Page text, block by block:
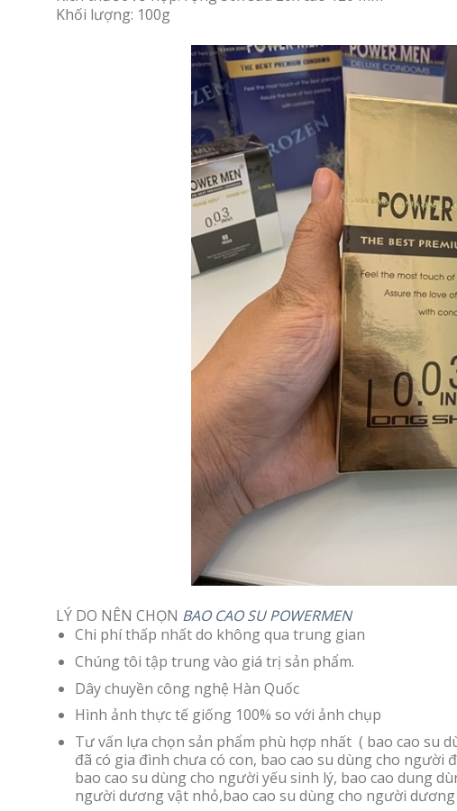
Khối lượng: 100g
LÝ DO NÊN CHỌN BAO CAO SU POWERMEN
Chi phí thấp nhất do không qua trung gian
Chúng tôi tập trung vào giá trị sản phẩm.
Dây chuyền công nghệ Hàn Quốc
Hình ảnh thực tế giống 100% so với ảnh chụp
Tư vấn lựa chọn sản phẩm phù hợp nhất ( bao cao su
đã có gia đình chưa có con, bao cao su dùng cho người
bao cao su dùng cho người yếu sinh lý, bao cao dung
người dương vật nhỏ,bao cao su dùng cho người